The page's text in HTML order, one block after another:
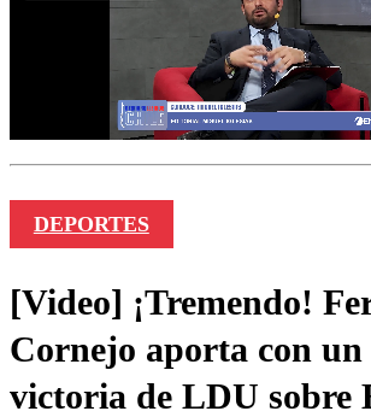
DEPORTES
[Video] ¡Tremendo!
Cornejo aporta con un
victoria de LDU sobre